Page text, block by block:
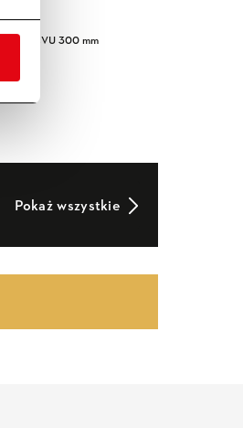
CVU 300 mm
Pokaż wszystkie